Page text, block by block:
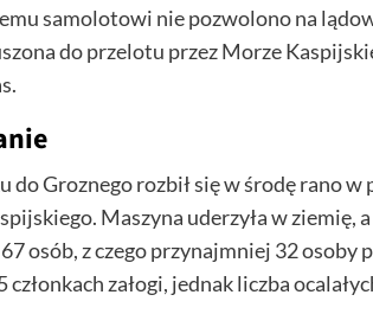
samolotowi nie pozwolono na
do przelotu przez Morze
do Groznego rozbił się w środę rano
Maszyna uderzyła w ziemię,
osób, z czego przynajmniej 32 osoby
załogi, jednak liczba